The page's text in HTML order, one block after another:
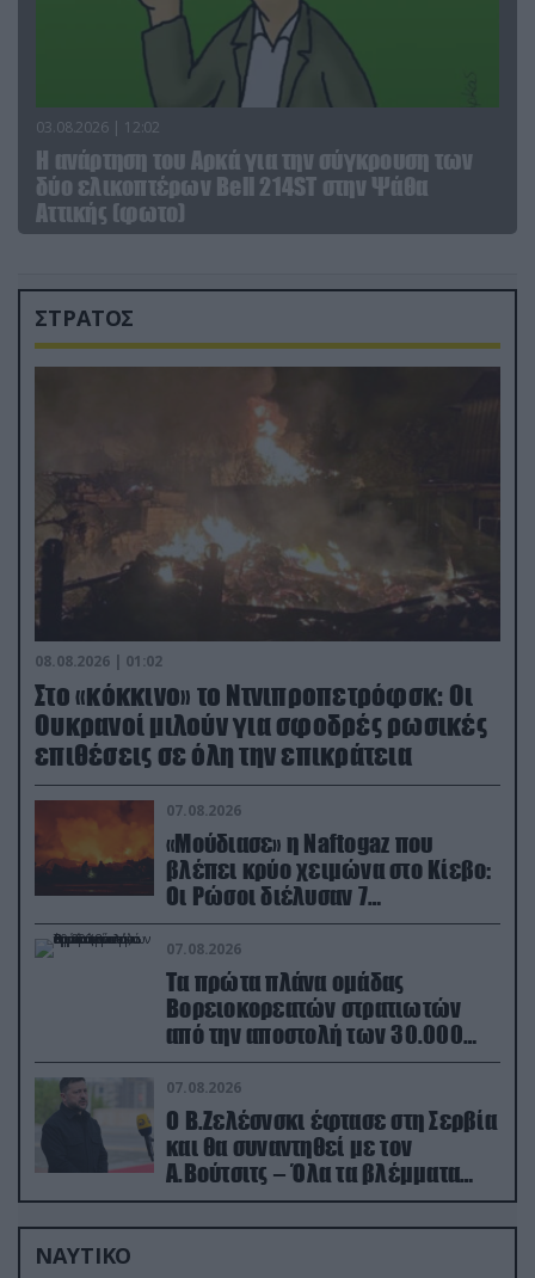
03.08.2026 | 12:02
Η ανάρτηση του Αρκά για την σύγκρουση των
δύο ελικοπτέρων Bell 214ST στην Ψάθα
Αττικής (φωτο)
ΣΤΡΑΤΟΣ
08.08.2026 | 01:02
Στο «κόκκινο» το Ντνιπροπετρόφσκ: Οι
Ουκρανοί μιλούν για σφοδρές ρωσικές
επιθέσεις σε όλη την επικράτεια
07.08.2026
«Μούδιασε» η Naftogaz που
βλέπει κρύο χειμώνα στο Κίεβο:
Οι Ρώσοι διέλυσαν 7
εγκαταστάσεις του ουκρανικού
κολοσσού!
07.08.2026
Τα πρώτα πλάνα ομάδας
Βορειοκορεατών στρατιωτών
από την αποστολή των 30.000
που έφτασαν στη Ρωσία (βίντεο)
07.08.2026
Ο Β.Ζελέσνσκι έφτασε στη Σερβία
και θα συναντηθεί με τον
Α.Βούτσιτς – Όλα τα βλέμματα
στις σχέσεις με τη Ρωσία
ΝΑΥΤΙΚΟ